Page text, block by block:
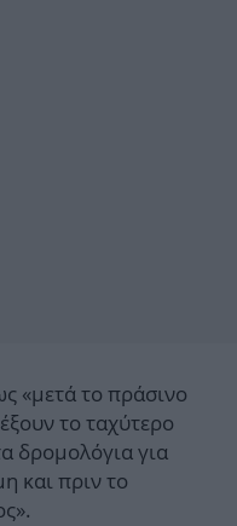
«μετά το πράσινο
το ταχύτερο
δρομολόγια για
και πριν το